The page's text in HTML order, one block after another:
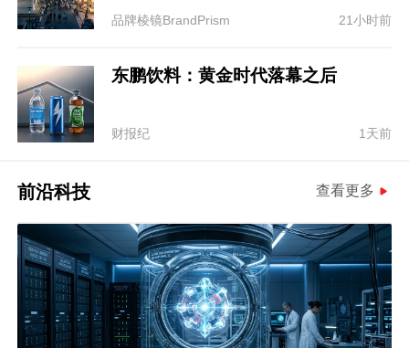
品牌棱镜BrandPrism 21小时前
东鹏饮料：黄金时代落幕之后
财报纪 1天前
前沿科技 查看更多